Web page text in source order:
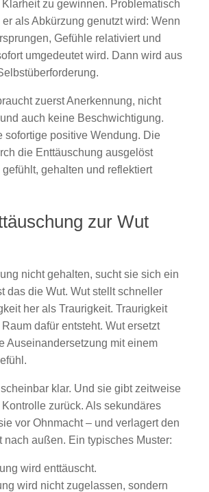
zu gewinnen. Problematisch
als Abkürzung genutzt wird: Wenn
Gefühle relativiert und
umgedeutet wird. Dann wird aus
zuerst Anerkennung, nicht
auch keine Beschwichtigung.
sofortige positive Wendung. Die
die Enttäuschung ausgelöst
gehalten und reflektiert
zur Wut
nicht gehalten, sucht sie sich ein
das die Wut. Wut stellt schneller
her als Traurigkeit. Traurigkeit
dafür entsteht. Wut ersetzt
Auseinandersetzung mit einem
klar. Und sie gibt zeitweise
zurück. Als sekundäres
vor Ohnmacht – und verlagert den
nach außen. Ein typisches Muster:
wird enttäuscht.
wird nicht zugelassen, sondern